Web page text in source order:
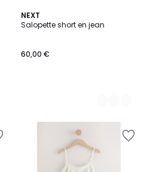
NEXT
Salopette short en jean
60,00 €
2
Couleurs